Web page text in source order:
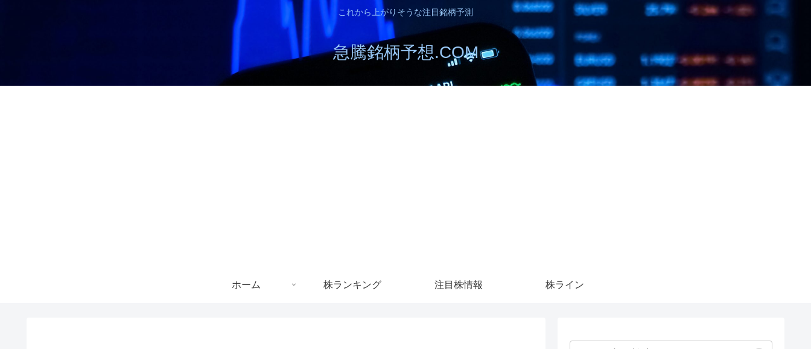
これから上がりそうな注目銘柄予測
急騰銘柄予想.COM
ホーム 株ランキング 注目株情報 株ライン